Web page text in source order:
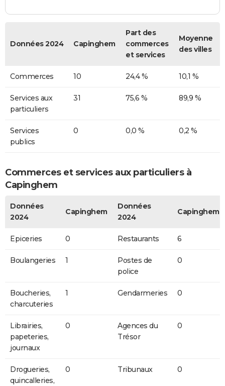
Données 2024 Capinghem
Part des
commerces
et services
Moyenne
des villes
Commerces 10 24,4 % 10,1 %
Services aux
particuliers
31 75,6 % 89,9 %
Services
publics
0 0,0 % 0,2 %
Commerces et services aux particuliers à
Capinghem
Données
2024
Capinghem
Données
2024
Capinghem
Epiceries 0 Restaurants 6
Boulangeries 1
Postes de
police
0
Boucheries,
charcuteries
1 Gendarmeries 0
Librairies,
papeteries,
journaux
0
Agences du
Trésor
0
Drogueries,
quincalleries,
0 Tribunaux 0